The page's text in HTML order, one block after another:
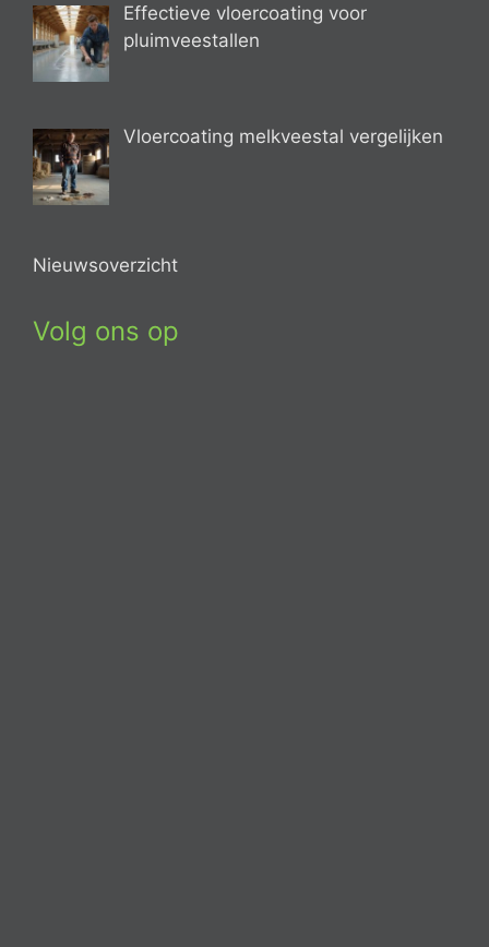
Effectieve vloercoating voor
pluimveestallen
Vloercoating melkveestal vergelijken
Nieuwsoverzicht
Volg ons op